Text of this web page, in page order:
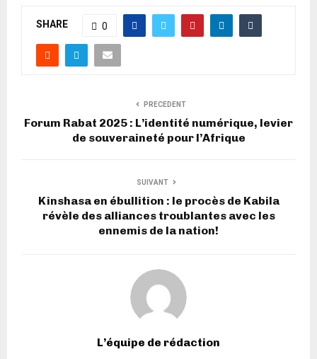
SHARE 0
PRECEDENT
Forum Rabat 2025 : L’identité numérique, levier
de souveraineté pour l’Afrique
SUIVANT
Kinshasa en ébullition : le procès de Kabila
révèle des alliances troublantes avec les
ennemis de la nation!
L’équipe de rédaction